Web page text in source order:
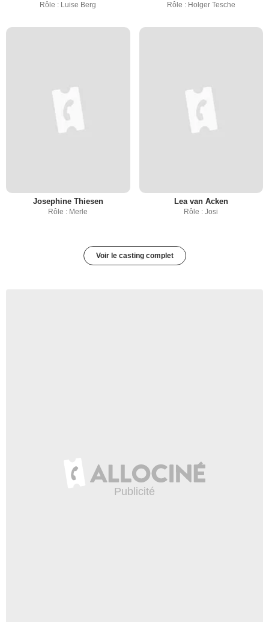
Rôle : Luise Berg Rôle : Holger Tesche
Josephine Thiesen
Rôle : Merle
Lea van Acken
Rôle : Josi
Voir le casting complet